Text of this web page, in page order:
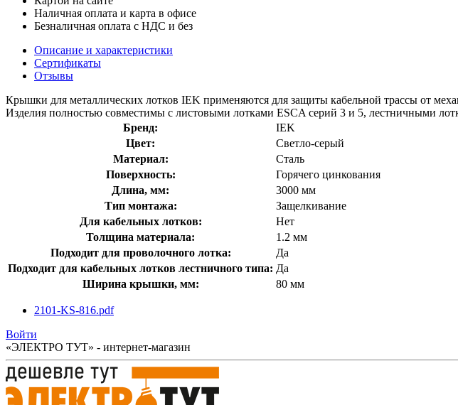
Наличная оплата и карта в офисе
Безналичная оплата с НДС и без
Описание и характеристики
Сертификаты
Отзывы
Крышки для металлических лотков IEK применяются для защиты кабельной трассы от
Изделия полностью совместимы с листовыми лотками ESCA серий 3 и 5, лестничными
Бренд:
IEK
Цвет:
Светло-серый
Материал:
Сталь
Поверхность:
Горячего цинкования
Длина, мм:
3000 мм
Тип монтажа:
Защелкивание
Для кабельных лотков:
Нет
Толщина материала:
1.2 мм
Подходит для проволочного лотка:
Да
Подходит для кабельных лотков лестничного типа: Да
Ширина крышки, мм:
80 мм
2101-KS-816.pdf
Войти
«ЭЛЕКТРО ТУТ» - интернет-магазин